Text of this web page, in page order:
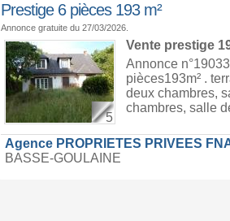
Prestige 6 pièces 193 m²
Annonce gratuite du 27/03/2026.
5
Vente prestige
Annonce
pièces193m² .
deux chambres,
chambres, salle
Agence PROPRIETES PRIVEES
BASSE-GOULAINE